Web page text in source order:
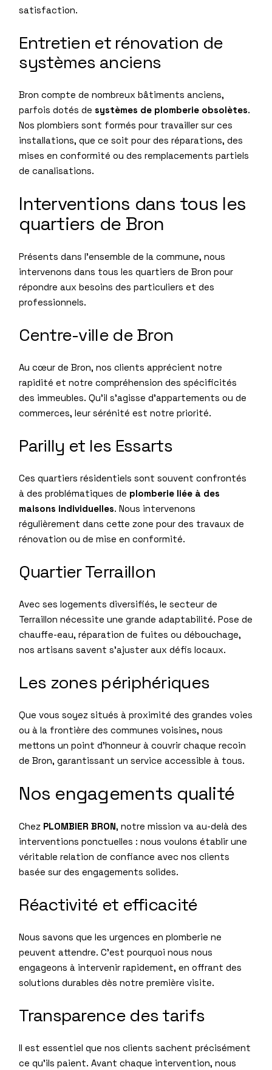
satisfaction.
Entretien et rénovation de
systèmes anciens
Bron compte de nombreux bâtiments anciens,
parfois dotés desystèmes de plomberie obsolètes.
Nos plombiers sont formés pour travailler sur ces
installations, que ce soit pour des réparations, des
mises en conformité ou des remplacements partiels
de canalisations.
Interventions dans tous les
quartiers de Bron
Présents dans l’ensemble de la commune, nous
intervenons dans tous les quartiers de Bron pour
répondre aux besoins des particuliers et des
professionnels.
Centre-ville de Bron
Au cœur de Bron, nos clients apprécient notre
rapidité et notre compréhension des spécificités
des immeubles. Qu’il s’agisse d’appartements ou de
commerces, leur sérénité est notre priorité.
Parilly et les Essarts
Ces quartiers résidentiels sont souvent confrontés
à des problématiques de plomberie liée à des
maisons individuelles. Nous intervenons
régulièrement dans cette zone pour des travaux de
rénovation ou de mise en conformité.
Quartier Terraillon
Avec ses logements diversifiés, le secteur de
Terraillon nécessite une grande adaptabilité. Pose de
chauffe-eau, réparation de fuites ou débouchage,
nos artisans savent s’ajuster aux défis locaux.
Les zones périphériques
Que vous soyez situés à proximité des grandes voies
ou à la frontière des communes voisines, nous
mettons un point d’honneur à couvrir chaque recoin
de Bron, garantissant un service accessible à tous.
Nos engagements qualité
Chez PLOMBIER BRON, notre mission va au-delà des
interventions ponctuelles : nous voulons établir une
véritable relation de confiance avec nos clients
basée sur des engagements solides.
Réactivité et efficacité
Nous savons que les urgences en plomberie ne
peuvent attendre. C’est pourquoi nous nous
engageons à intervenir rapidement, en offrant des
solutions durables dès notre première visite.
Transparence des tarifs
Il est essentiel que nos clients sachent précisément
ce qu’ils paient. Avant chaque intervention, nous